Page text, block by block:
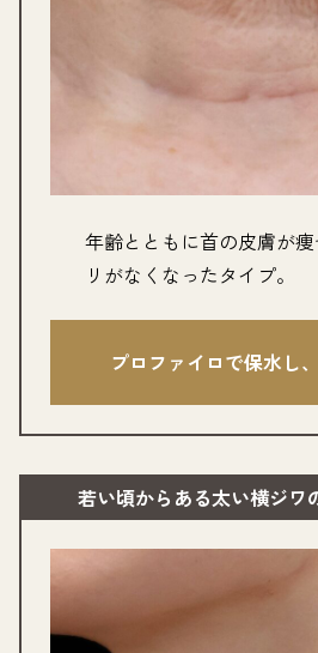
年齢とともに首の皮膚が
リがなくなったタイプ。
プロファイロで保水し
ク 若い頃からある太い横ジワ